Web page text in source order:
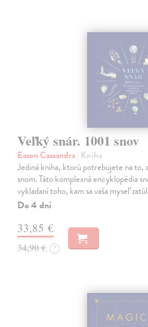
Veľký snár. 1001 snov
Eason Cassandra| Kniha
Jediná kniha, ktorú potrebujete na to,
snom. Táto komplexná encyklopédia
vykladaní toho, kam sa vaša myseľ
Do 4 dní
33,85 €
34,90 € ?